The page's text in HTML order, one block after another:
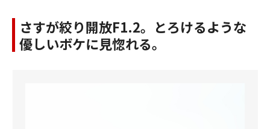
さすが絞り開放F1.2。とろけるような
優しいボケに見惚れる。